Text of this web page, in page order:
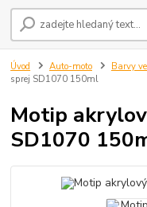
Úvod Auto-moto Barvy
sprej SD1070 150ml
Motip
SD1070